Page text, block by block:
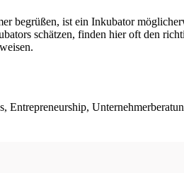
begrüßen, ist ein Inkubator
schätzen, finden hier oft den